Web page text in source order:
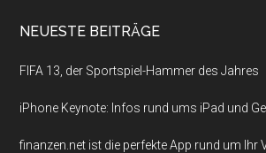
NEUESTE BEITRÄGE
FIFA 13, der Sportspiel-Hammer des Jahres
iPhone Keynote: Infos rund ums iPad und
finanzen.net ist die perfekte App rund um Ihr